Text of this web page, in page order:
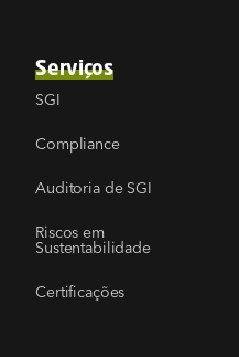
Serviços
SGI
Compliance
Auditoria de SGI
Riscos em
Sustentabilidade
Certificações